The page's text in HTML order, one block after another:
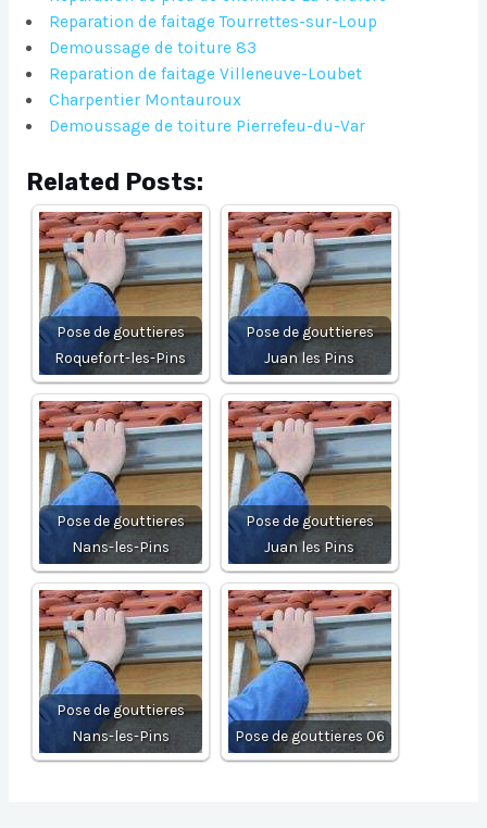
Reparation de faitage Tourrettes-sur-Loup
Demoussage de toiture 83
Reparation de faitage Villeneuve-Loubet
Charpentier Montauroux
Demoussage de toiture Pierrefeu-du-Var
Related Posts:
Pose de gouttieres
Roquefort-les-Pins
Pose de gouttieres
Juan les Pins
Pose de gouttieres
Nans-les-Pins
Pose de gouttieres
Juan les Pins
Pose de gouttieres
Nans-les-Pins
Pose de gouttieres 06